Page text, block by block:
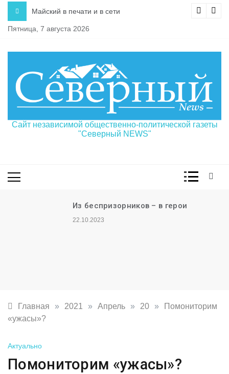
содержимому
Майский в печати и в сети
Пятница, 7 августа 2026
Сайт независимой общественно-политической газеты
"Северный NEWS"
Из беспризорников – в герои
22.10.2023
Главная » 2021 » Апрель » 20 »
Помониторим
«ужасы»?
Актуально
Помониторим «ужасы»?